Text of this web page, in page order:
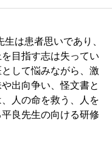
は患者思いであり、
目指す志は失ってい
して悩みながら、激
出向争い、怪文書と
人の命を救う、人を
良先生の向ける研修